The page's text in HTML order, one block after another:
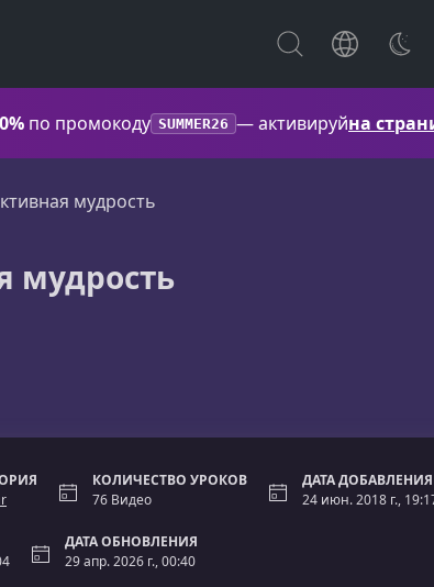
по промокоду SUMMER26 — активируйна
мудрость
мудрость
КОЛИЧЕСТВО УРОКОВ
76 Видео
ДАТА ДОБАВЛЕНИЯ
24 июн. 2018 г.,
ДАТА ОБНОВЛЕНИЯ
29 апр. 2026 г., 00:40